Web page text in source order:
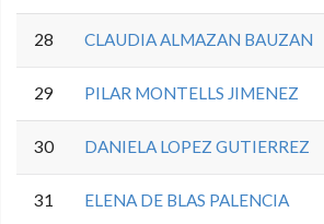
28 CLAUDIA ALMAZAN BAUZAN
29 PILAR MONTELLS JIMENEZ
30 DANIELA LOPEZ GUTIERREZ
31 ELENA DE BLAS PALENCIA